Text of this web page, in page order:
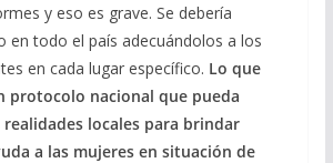
y eso es grave. Se debería
en todo el país adecuándolos a los
en cada lugar específico. Lo que
protocolo nacional que pueda
realidades locales para brindar
a las mujeres en situación de